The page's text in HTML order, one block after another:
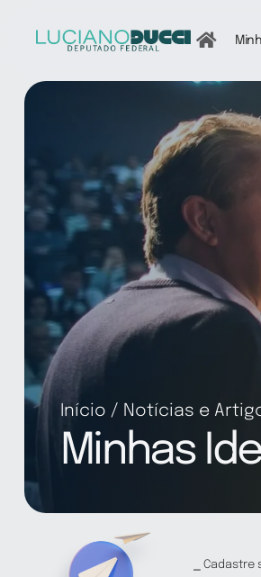
conteúdo
Início Notícias e
Minhas
⎯ Cadastre